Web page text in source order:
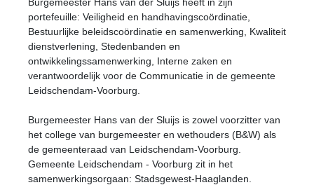
portefeuille: Veiligheid en handhavingscoördinatie,
Bestuurlijke beleidscoördinatie en samenwerking, Kwaliteit
dienstverlening, Stedenbanden en
ontwikkelingssamenwerking, Interne zaken en
verantwoordelijk voor de Communicatie in de gemeente
Leidschendam-Voorburg.
Burgemeester Hans van der Sluijs is zowel voorzitter van
het college van burgemeester en wethouders (B&W) als
de gemeenteraad van Leidschendam-Voorburg.
Gemeente Leidschendam - Voorburg zit in het
samenwerkingsorgaan: Stadsgewest-Haaglanden.